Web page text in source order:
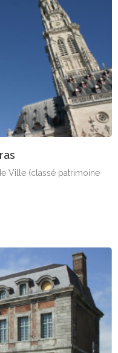
Ville (classé patrimoine